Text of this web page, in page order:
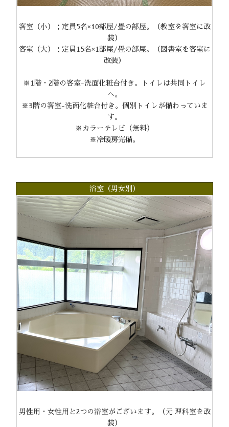
客室（小）：定員5名×10部屋/畳の部屋。（教室を客室に改
装）
客室（大）：定員15名×1部屋/畳の部屋。（図書室を客室に
改装）
※1階・2階の客室-洗面化粧台付き。トイレは共同トイレ
へ。
※3階の客室-洗面化粧台付き。個別トイレが備わっていま
す。
※カラーテレビ（無料）
※冷暖房完備。
浴室（男女別）
男性用・女性用と2つの浴室がございます。（元 理科室を改
装）